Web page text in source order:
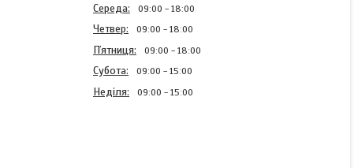
Середа 09:00 18:00
Четвер 09:00 18:00
Пʼятниця 09:00 18:00
Субота 09:00 15:00
Неділя 09:00 15:00